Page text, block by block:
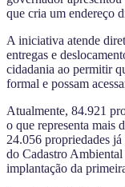
que cria um endereço
A iniciativa atende
entregas e
cidadania ao permitir
formal e possam
Atualmente, 84.921
o que representa mais
24.056 propriedades
do Cadastro
implantação da